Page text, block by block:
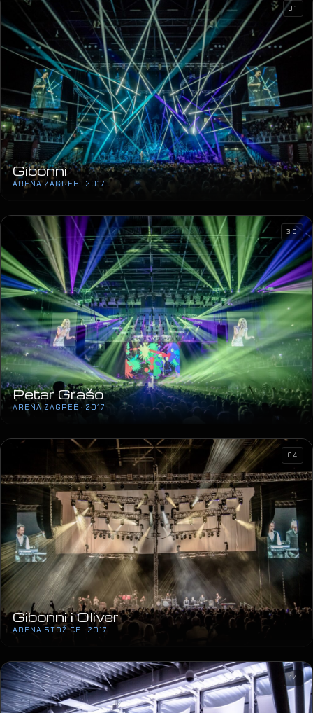
Gibonni
ARENA ZAGREB · 2017
Petar Grašo
ARENA ZAGREB · 2017
30
Gibonni i Oliver
ARENA STOŽICE · 2017